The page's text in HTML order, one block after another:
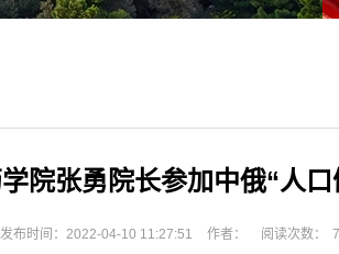
院张勇院长参加中俄“人
发布时间：2022-04-10 11:27:51 作者： 阅读次数：